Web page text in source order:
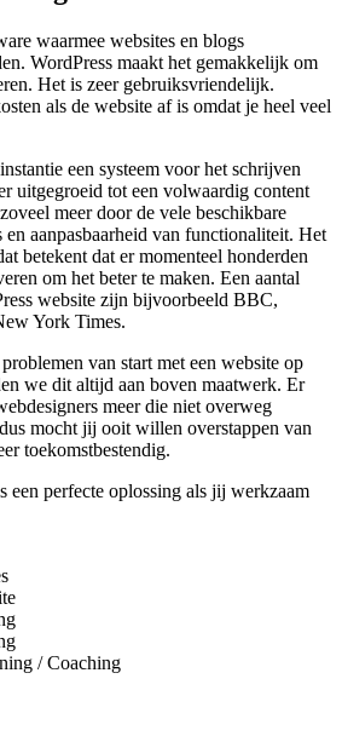
waarmee websites en blogs
WordPress maakt het gemakkelijk om
Het is zeer gebruiksvriendelijk.
als de website af is omdat je heel veel
een systeem voor het schrijven
uitgegroeid tot een volwaardig content
meer door de vele beschikbare
en aanpasbaarheid van functionaliteit. Het
betekent dat er momenteel honderden
om het beter te maken. Een aantal
website zijn bijvoorbeeld BBC,
York Times.
van start met een website op
we dit altijd aan boven maatwerk. Er
meer die niet overweg
mocht jij ooit willen overstappen van
toekomstbestendig.
een perfecte oplossing als jij werkzaam
/ Coaching